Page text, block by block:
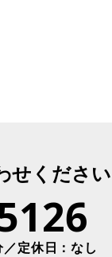
せください
定休日：なし